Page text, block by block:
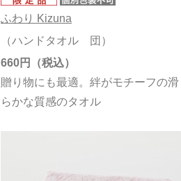
ふわり Kizuna
（ハンドタオル 団）
贈り物にも最適。絆がモチーフの滑
らかな質感のタオル
660円